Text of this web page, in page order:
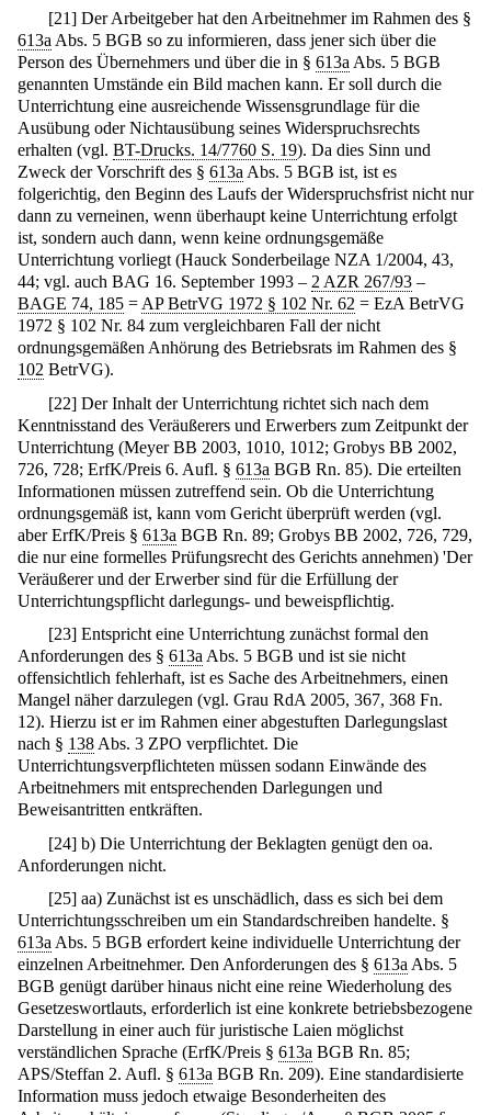
[21] Der Arbeitgeber hat den Arbeitnehmer im Rahmen des §
613a Abs. 5 BGB so zu informieren, dass jener sich über die
Person des Übernehmers und über die in § 613a Abs. 5 BGB
genannten Umstände ein Bild machen kann. Er soll durch die
Unterrichtung eine ausreichende Wissensgrundlage für die
Ausübung oder Nichtausübung seines Widerspruchsrechts
erhalten (vgl. BT-Drucks. 14/7760 S. 19). Da dies Sinn und
Zweck der Vorschrift des § 613a Abs. 5 BGB ist, ist es
folgerichtig, den Beginn des Laufs der Widerspruchsfrist nicht nur
dann zu verneinen, wenn überhaupt keine Unterrichtung erfolgt
ist, sondern auch dann, wenn keine ordnungsgemäße
Unterrichtung vorliegt (Hauck Sonderbeilage NZA 1/2004, 43,
44; vgl. auch BAG 16. September 1993 – 2 AZR 267/93 –
BAGE 74, 185 = AP BetrVG 1972 § 102 Nr. 62 = EzA BetrVG
1972 § 102 Nr. 84 zum vergleichbaren Fall der nicht
ordnungsgemäßen Anhörung des Betriebsrats im Rahmen des §
102 BetrVG).
[22] Der Inhalt der Unterrichtung richtet sich nach dem
Kenntnisstand des Veräußerers und Erwerbers zum Zeitpunkt der
Unterrichtung (Meyer BB 2003, 1010, 1012; Grobys BB 2002,
726, 728; ErfK/Preis 6. Aufl. § 613a BGB Rn. 85). Die erteilten
Informationen müssen zutreffend sein. Ob die Unterrichtung
ordnungsgemäß ist, kann vom Gericht überprüft werden (vgl.
aber ErfK/Preis § 613a BGB Rn. 89; Grobys BB 2002, 726, 729,
die nur eine formelles Prüfungsrecht des Gerichts annehmen) 'Der
Veräußerer und der Erwerber sind für die Erfüllung der
Unterrichtungspflicht darlegungs- und beweispflichtig.
[23] Entspricht eine Unterrichtung zunächst formal den
Anforderungen des § 613a Abs. 5 BGB und ist sie nicht
offensichtlich fehlerhaft, ist es Sache des Arbeitnehmers, einen
Mangel näher darzulegen (vgl. Grau RdA 2005, 367, 368 Fn.
12). Hierzu ist er im Rahmen einer abgestuften Darlegungslast
nach § 138 Abs. 3 ZPO verpflichtet. Die
Unterrichtungsverpflichteten müssen sodann Einwände des
Arbeitnehmers mit entsprechenden Darlegungen und
Beweisantritten entkräften.
[24] b) Die Unterrichtung der Beklagten genügt den oa.
Anforderungen nicht.
[25] aa) Zunächst ist es unschädlich, dass es sich bei dem
Unterrichtungsschreiben um ein Standardschreiben handelte. §
613aAbs. 5 BGB erfordert keine individuelle Unterrichtung der
einzelnen Arbeitnehmer. Den Anforderungen des § 613aAbs. 5
BGB genügt darüber hinaus nicht eine reine Wiederholung des
Gesetzeswortlauts, erforderlich ist eine konkrete betriebsbezogene
Darstellung in einer auch für juristische Laien möglichst
verständlichen Sprache (ErfK/Preis § 613a BGB Rn. 85;
APS/Steffan 2. Aufl. § 613a BGB Rn. 209). Eine standardisierte
Information muss jedoch etwaige Besonderheiten des